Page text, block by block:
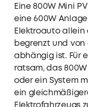
Eine 800W Mini
eine 600W
Elektroauto allein
begrenzt und von
abhängig ist. Für
ratsam, das
oder ein System
ein
Elektrofahrzeugs